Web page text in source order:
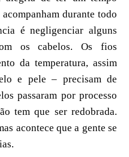
durante todo
é negligenciar alguns
os cabelos. Os fios
da temperatura, assim
e pele – precisam de
passaram por processo
tem que ser redobrada.
acontece que a gente se